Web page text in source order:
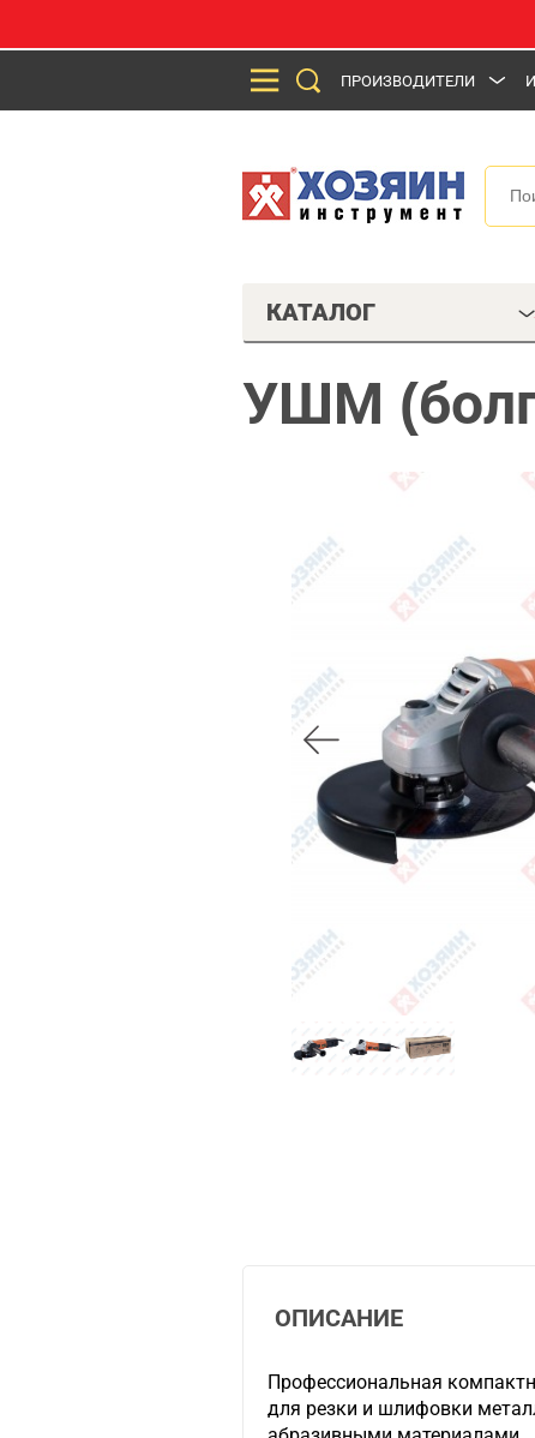
ПРОИЗВОДИТЕЛИ
КАТАЛОГ
УШМ
ОПИСАНИЕ
Профессиональная
для резки и шлифовки